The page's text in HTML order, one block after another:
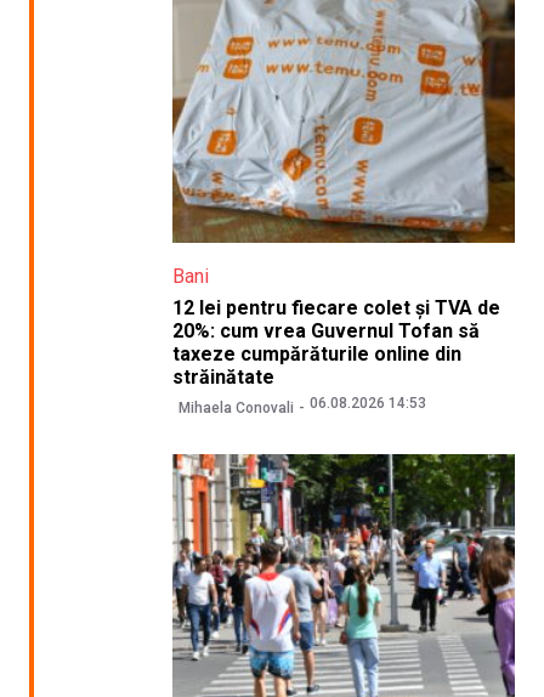
Bani
12 lei pentru fiecare colet și TVA de
20%: cum vrea Guvernul Tofan să
taxeze cumpărăturile online din
străinătate
Mihaela Conovali 06.08.2026 14:53